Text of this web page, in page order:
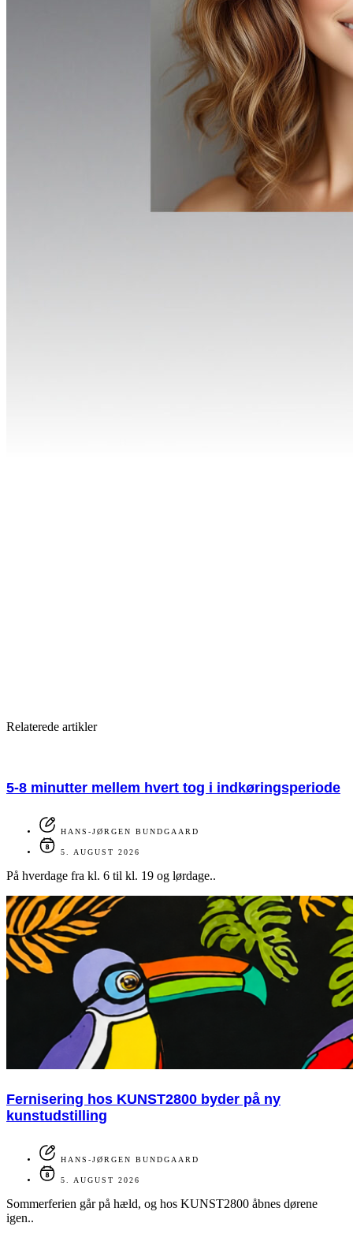
Relaterede artikler
5-8 minutter mellem hvert tog i indkøringsperiode
HANS-JØRGEN BUNDGAARD
5. AUGUST 2026
På hverdage fra kl. 6 til kl. 19 og lørdage..
Fernisering hos KUNST2800 byder på ny
kunstudstilling
HANS-JØRGEN BUNDGAARD
5. AUGUST 2026
Sommerferien går på hæld, og hos KUNST2800 åbnes dørene
igen..